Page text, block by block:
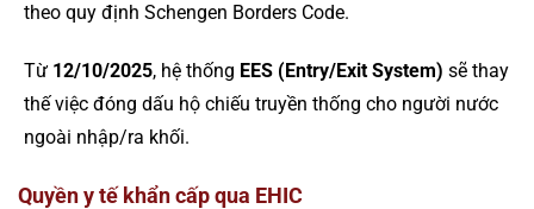
theo quy định Schengen Borders Code.
Từ 12/10/2025, hệ thống EES (Entry/Exit System) sẽ thay
thế việc đóng dấu hộ chiếu truyền thống cho người nước
ngoài nhập/ra khối.
Quyền y tế khẩn cấp qua EHIC